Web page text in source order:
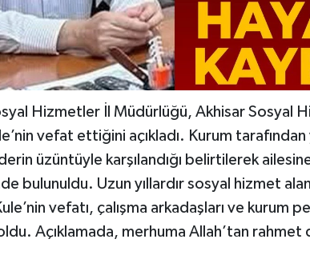
Hizmetler İl Müdürlüğü, Akhisar Sosyal
vefat ettiğini açıkladı. Kurum tarafından
derin üzüntüyle karşılandığı belirtilerek
bulunuldu. Uzun yıllardır sosyal hizmet
vefatı, çalışma arkadaşları ve kurum
Açıklamada, merhuma Allah’tan rahmet